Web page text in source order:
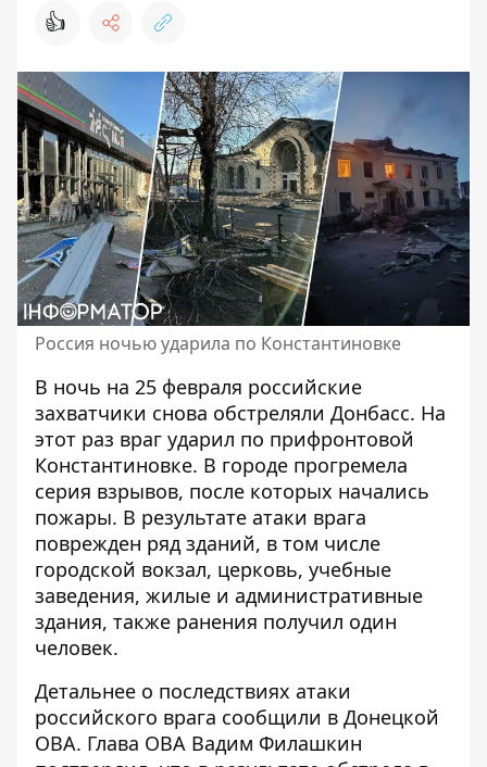
👍
Россия ночью ударила по Константиновке
В ночь на 25 февраля российские
захватчики снова обстреляли Донбасс. На
этот раз враг ударил по прифронтовой
Константиновке. В городе прогремела
серия взрывов, после которых начались
пожары. В результате атаки врага
поврежден ряд зданий, в том числе
городской вокзал, церковь, учебные
заведения, жилые и административные
здания, также ранения получил один
человек.
Детальнее о последствиях атаки
российского врага сообщили в Донецкой
ОВА. Глава ОВА Вадим Филашкин